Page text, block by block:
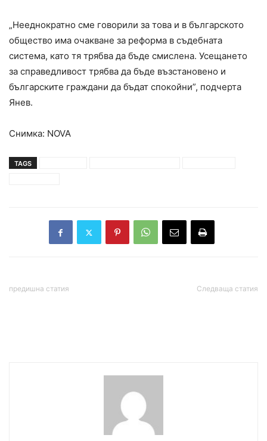
„Нееднократно сме говорили за това и в българското
общество има очакване за реформа в съдебната
система, като тя трябва да бъде смислена. Усещането
за справедливост трябва да бъде възстановено и
българските граждани да бъдат спокойни”, подчерта
Янев.
Снимка: NOVA
TAGS
предишна статия Следваща статия